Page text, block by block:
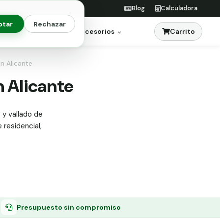
Rechazar
Blog Calculadora
Jardinería Accesorios Carrito
Alicante
Alicante
vallado de
Presupuesto sin compromiso